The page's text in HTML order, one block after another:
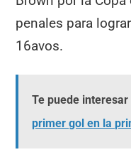
penales para
16avos.
Te puede interesar
primer gol en la